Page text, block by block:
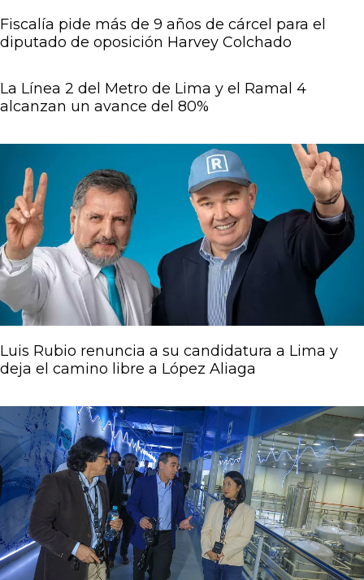
Fiscalía pide más de 9 años de cárcel para el
diputado de oposición Harvey Colchado
La Línea 2 del Metro de Lima y el Ramal 4
alcanzan un avance del 80%
Luis Rubio renuncia a su candidatura a Lima y
deja el camino libre a López Aliaga